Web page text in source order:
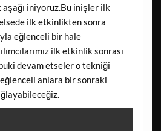
iniyoruz.Bu inişler ilk
ilk etkinlikten sonra
eğlenceli bir hale
ilk etkinlik sonrası
devam etseler o tekniği
anlara bir sonraki